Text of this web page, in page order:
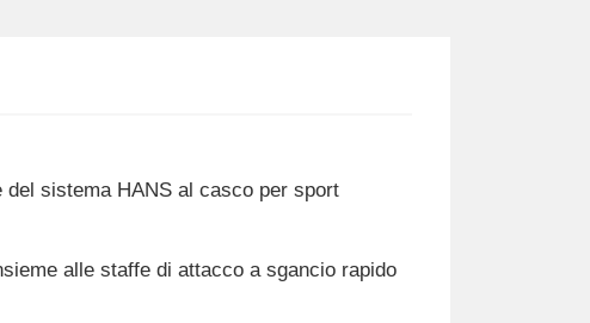
sistema HANS al casco per sport
alle staffe di attacco a sgancio rapido